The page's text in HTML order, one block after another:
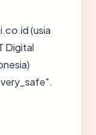
(usia
Digital